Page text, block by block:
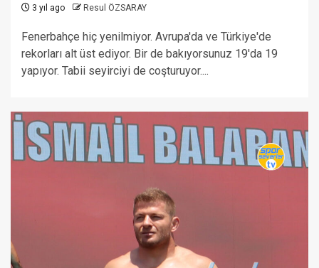
3 yıl ago Resul ÖZSARAY
Fenerbahçe hiç yenilmiyor. Avrupa'da ve Türkiye'de
rekorları alt üst ediyor. Bir de bakıyorsunuz 19'da 19
yapıyor. Tabii seyirciyi de coşturuyor....